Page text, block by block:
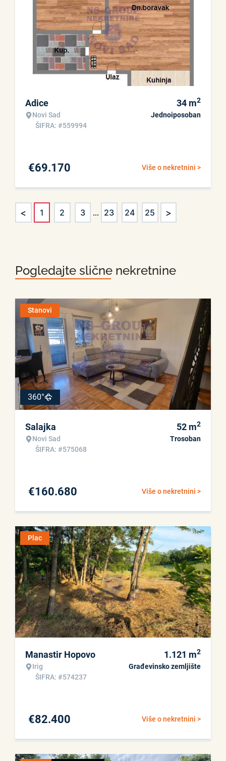
Adice
Novi Sad
ŠIFRA: #559994
34 m2
Jednoiposoban
Više o nekretnini >
€69.170
< 1 2 3 ... 23 24 25 >
Pogledajte slične nekretnine
Stanovi
360°
Salajka
Novi Sad
ŠIFRA: #575068
52 m2
Trosoban
Više o nekretnini >
€160.680
Plac
Manastir Hopovo
Irig
ŠIFRA: #574237
1.121 m2
Građevinsko zemljište
Više o nekretnini >
€82.400